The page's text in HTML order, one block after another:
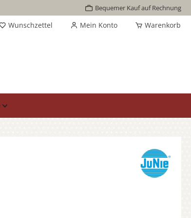
Bequemer Kauf auf Rechnung
Wunschzettel Mein Konto Warenkorb